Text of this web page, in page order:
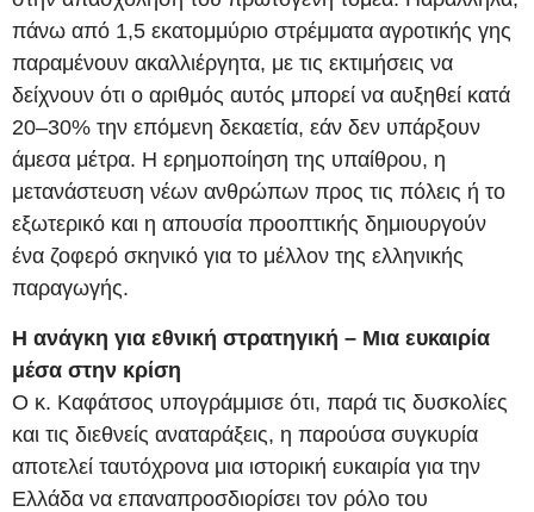
πάνω από 1,5 εκατομμύριο στρέμματα αγροτικής γης
παραμένουν ακαλλιέργητα, με τις εκτιμήσεις να
δείχνουν ότι ο αριθμός αυτός μπορεί να αυξηθεί κατά
20–30% την επόμενη δεκαετία, εάν δεν υπάρξουν
άμεσα μέτρα. Η ερημοποίηση της υπαίθρου, η
μετανάστευση νέων ανθρώπων προς τις πόλεις ή το
εξωτερικό και η απουσία προοπτικής δημιουργούν
ένα ζοφερό σκηνικό για το μέλλον της ελληνικής
παραγωγής.
Η ανάγκη για εθνική στρατηγική – Μια ευκαιρία
μέσα στην κρίση
Ο κ. Καφάτσος υπογράμμισε ότι, παρά τις δυσκολίες
και τις διεθνείς αναταράξεις, η παρούσα συγκυρία
αποτελεί ταυτόχρονα μια ιστορική ευκαιρία για την
Ελλάδα να επαναπροσδιορίσει τον ρόλο του